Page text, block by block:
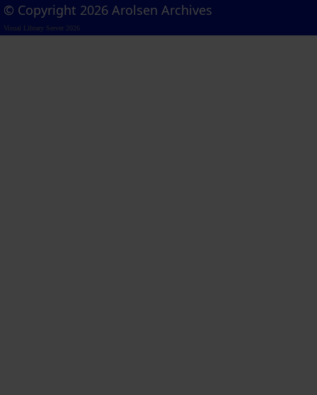
© Copyright 2026 Arolsen Archives
Visual Library Server 2026